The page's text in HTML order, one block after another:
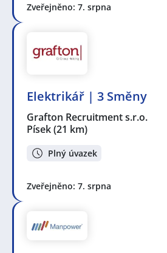
Zveřejněno: 7. srpna
Elektrikář | 3 Směny
Grafton Recruitment s.r.o.
Písek(21 km)
Plný úvazek
Zveřejněno: 7. srpna